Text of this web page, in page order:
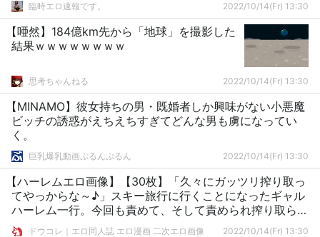
臨時エロ速報です。 2022/10/14(Fr) 13:30
【唖然】184億km先から「地球」を撮影した
結果ｗｗｗｗｗｗｗｗ
思考ちゃんねる 2022/10/14(Fr) 13:30
【MINAMO】彼女持ちの男・既婚者しか興味がない小悪魔
ビッチの誘惑がえちえちすぎてどんな男も虜になってい
く。
巨乳爆乳動画ぷるんぷるん 2022/10/14(Fr) 13:30
【ハーレムエロ画像】【30枚】「久々にガッツリ搾り取っ
てやっからな～♪」スキー旅行に行くことになったギャル
ハーレム一行。今回も責めて、そして責められ搾り取られ
るイチャラブギャルハーレムライフ
ドウコレ｜エロ同人誌 エロ漫画 二次エロ画像 2022/10/14(Fr) 13:30